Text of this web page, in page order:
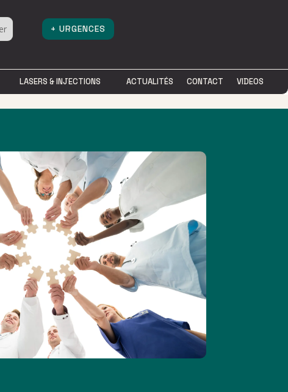
+ URGENCES
LASERS & INJECTIONS ACTUALITÉS CONTACT VIDEOS
LASERS & INJECTIONS ACTUALITÉS CONTACT VIDEOS